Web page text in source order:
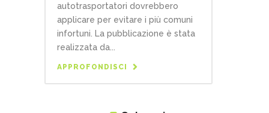
autotrasportatori dovrebbero
applicare per evitare i più comuni
infortuni. La pubblicazione è stata
realizzata da...
APPROFONDISCI